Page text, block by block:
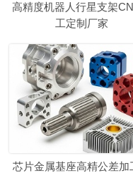
高精度机器人行星支架
工定制厂家
芯片金属基座高精公差加